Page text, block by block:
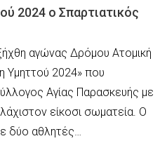
2024 ο Σπαρτιατικός
αγώνας Δρόμου Ατομική
Υμηττού 2024» που
Αγίας Παρασκευής με
είκοσι σωματεία. Ο
δύο αθλητές…